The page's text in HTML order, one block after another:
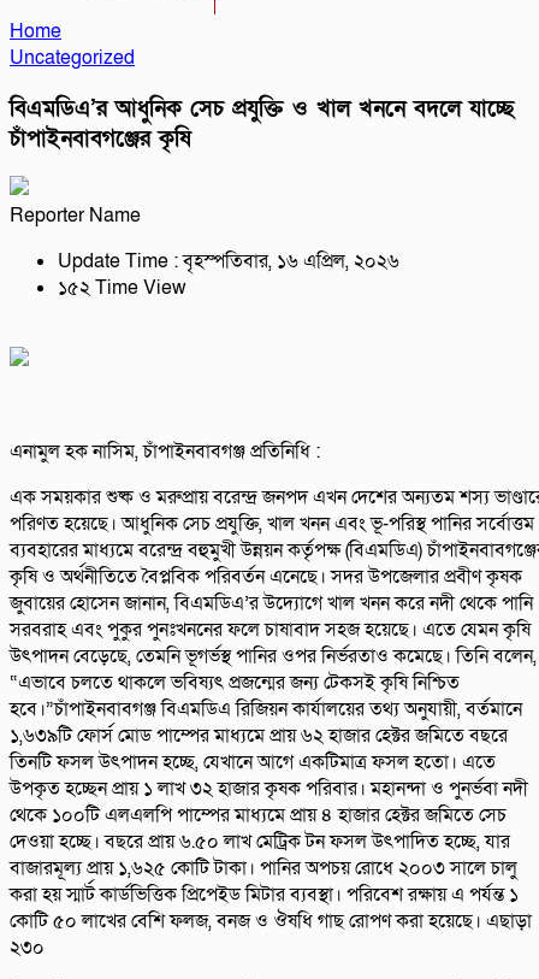
Home
Uncategorized
বিএমডিএ’র আধুনিক সেচ প্রযুক্তি ও খাল খননে বদলে যাচ্ছে
চাঁপাইনবাবগঞ্জের কৃষি
Reporter Name
Update Time : বৃহস্পতিবার, ১৬ এপ্রিল, ২০২৬
১৫২ Time View
এনামুল হক নাসিম, চাঁপাইনবাবগঞ্জ প্রতিনিধি :
এক সময়কার শুষ্ক ও মরুপ্রায় বরেন্দ্র জনপদ এখন দেশের অন্যতম শস্য
পরিণত হয়েছে। আধুনিক সেচ প্রযুক্তি, খাল খনন এবং ভূ-পরিস্থ পানির সর্বোত্তম
ব্যবহারের মাধ্যমে বরেন্দ্র বহুমুখী উন্নয়ন কর্তৃপক্ষ (বিএমডিএ)
কৃষি ও অর্থনীতিতে বৈপ্লবিক পরিবর্তন এনেছে। সদর উপজেলার প্রবীণ কৃষক
জুবায়ের হোসেন জানান, বিএমডিএ’র উদ্যোগে খাল খনন করে নদী থেকে পানি
সরবরাহ এবং পুকুর পুনঃখননের ফলে চাষাবাদ সহজ হয়েছে। এতে যেমন কৃষি
উৎপাদন বেড়েছে, তেমনি ভূগর্ভস্থ পানির ওপর নির্ভরতাও কমেছে। তিনি বলেন,
“এভাবে চলতে থাকলে ভবিষ্যৎ প্রজন্মের জন্য টেকসই কৃষি নিশ্চিত
হবে।”চাঁপাইনবাবগঞ্জ বিএমডিএ রিজিয়ন কার্যালয়ের তথ্য অনুযায়ী, বর্তমানে
১,৬৩৯টি ফোর্স মোড পাম্পের মাধ্যমে প্রায় ৬২ হাজার হেক্টর জমিতে বছরে
তিনটি ফসল উৎপাদন হচ্ছে, যেখানে আগে একটিমাত্র ফসল হতো। এতে
উপকৃত হচ্ছেন প্রায় ১ লাখ ৩২ হাজার কৃষক পরিবার। মহানন্দা ও পুনর্ভবা নদী
থেকে ১০০টি এলএলপি পাম্পের মাধ্যমে প্রায় ৪ হাজার হেক্টর জমিতে সেচ
দেওয়া হচ্ছে। বছরে প্রায় ৬.৫০ লাখ মেট্রিক টন ফসল উৎপাদিত হচ্ছে, যার
বাজারমূল্য প্রায় ১,৬২৫ কোটি টাকা। পানির অপচয় রোধে ২০০৩ সালে চালু
করা হয় স্মার্ট কার্ডভিত্তিক প্রিপেইড মিটার ব্যবস্থা। পরিবেশ রক্ষায় এ পর্যন্ত ১
কোটি ৫০ লাখের বেশি ফলজ, বনজ ও ঔষধি গাছ রোপণ করা হয়েছে। এছাড়া
২৩০